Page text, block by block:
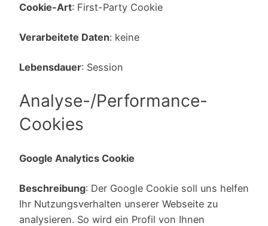
Cookie-Art: First-Party Cookie
Verarbeitete Daten: keine
Lebensdauer: Session
Analyse-/Performance-
Cookies
Google Analytics Cookie
Beschreibung: Der Google Cookie soll uns helfen
Ihr Nutzungsverhalten unserer Webseite zu
analysieren. So wird ein Profil von Ihnen